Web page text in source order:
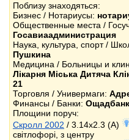
Поблизу знаходяться:
Бизнес / Нотариусы:
Общественные места /
Госавиаадминистрация
Наука, культура, спорт /
Пушкина
Медицина / Больницы и
Лікарня Міська Дитяча
21
Торговля / Универмаги:
Финансы / Банки: Ощадбанк
Площини поруч:
Скролл 2002 / 3.14x2.3 (A)
світлофорі, з центру